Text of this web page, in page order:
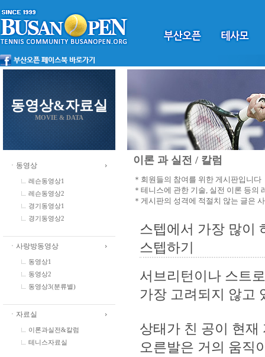
동영상&자료실
MOVIE & DATA
ㆍ동영상
레슨동영상1
레슨동영상2
경기동영상1
경기동영상2
ㆍ사랑방동영상
동영상1
동영상2
동영상3(분류별)
ㆍ자료실
이론과실전&칼럼
테니스자료실
이론 과 실전 / 칼럼
＊회원들의 참여를 위한 게시판입니다
＊테니스에 관한 기술, 실전 이론 등의
＊게시판의 성격에 적절치 않는 글은
스텝에서 가장 많이
스텝하기
서브리턴이나 스트
가장 고려되지 않고
상태가 친 공이 현재
오른발은 거의 움직